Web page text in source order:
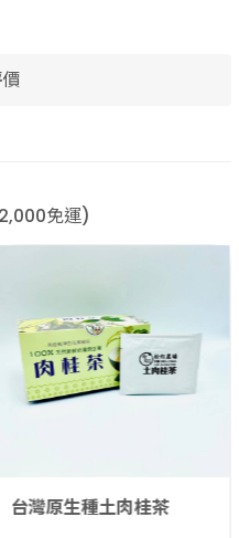
2,000免運)
台灣原生種土肉桂茶